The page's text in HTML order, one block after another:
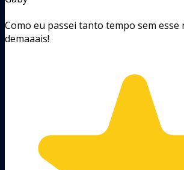
Como eu passei tanto tempo sem esse
demaaais!